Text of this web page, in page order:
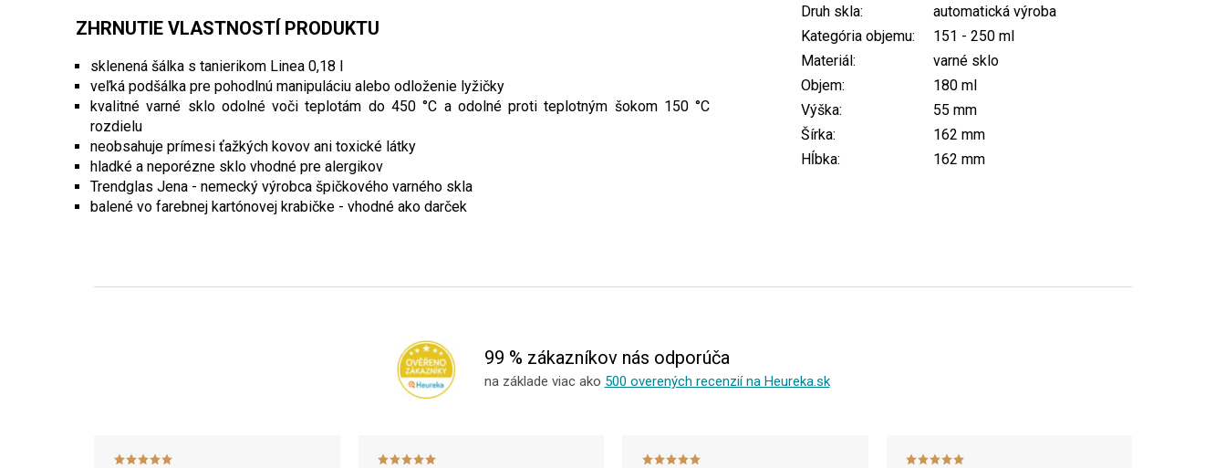
ZHRNUTIE VLASTNOSTÍ PRODUKTU
sklenená šálka s tanierikom Linea 0,18 l
veľká podšálka pre pohodlnú manipuláciu alebo odloženie lyžičky
kvalitné varné sklo odolné voči teplotám do 450 °C a odolné proti teplotným šokom 150 °C
rozdielu
neobsahuje prímesi ťažkých kovov ani toxické látky
hladké a neporézne sklo vhodné pre alergikov
Trendglas Jena - nemecký výrobca špičkového varného skla
balené vo farebnej kartónovej krabičke - vhodné ako darček
Druh skla:
automatická výroba
Kategória objemu:
151 - 250 ml
Materiál:
varné sklo
Objem:
180 ml
Výška:
55 mm
Šírka:
162 mm
Hĺbka: 162 mm
99 % zákazníkov nás odporúča
na základe viac ako 500 overených recenzií na Heureka.sk